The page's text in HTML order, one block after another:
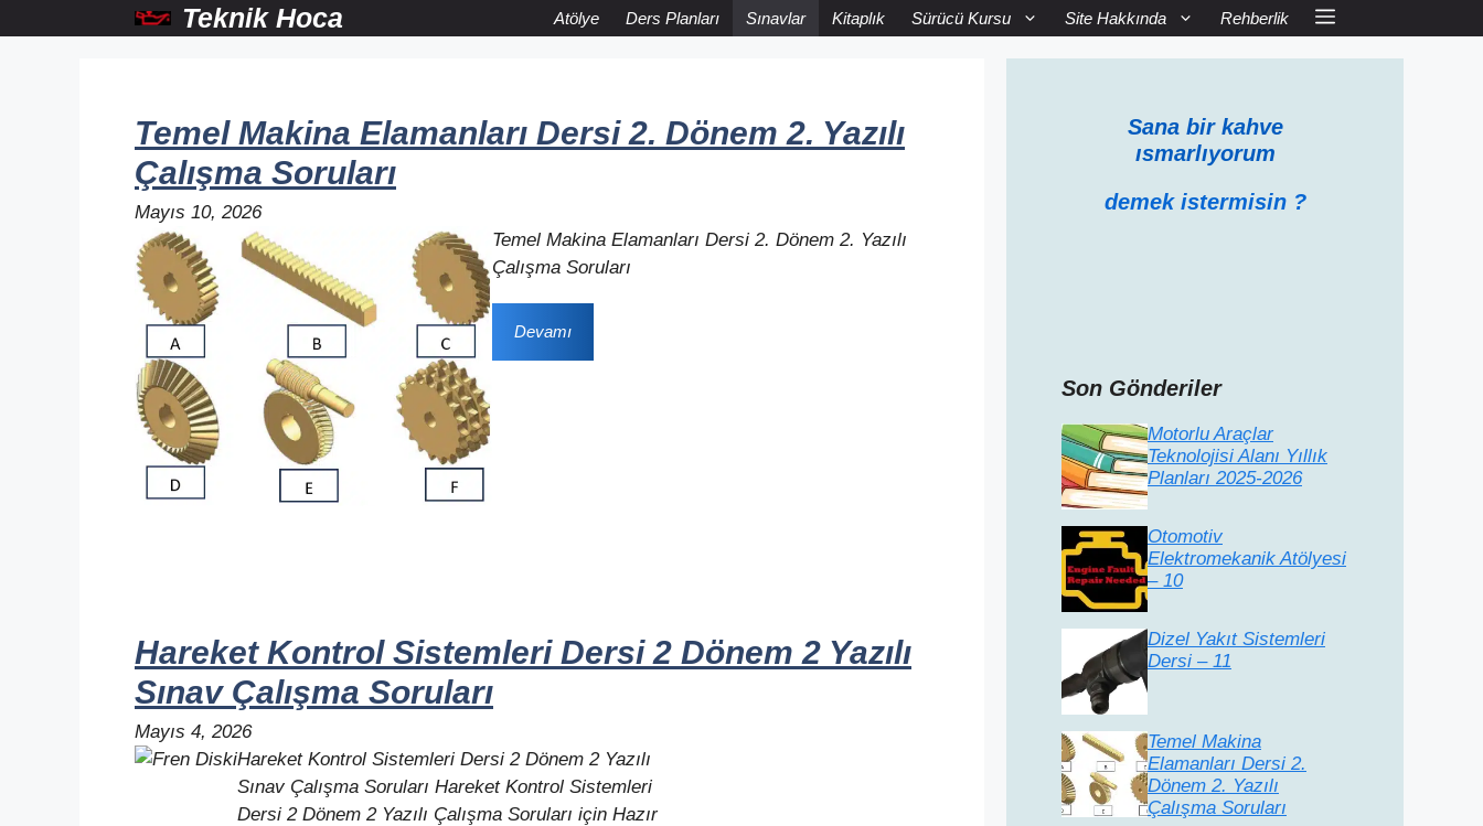
atla
Teknik Hoca Atölye Ders Planları Sınavlar Kitaplık Sürücü Kursu Site Hakkında Rehberlik
Temel Makina Elamanları Dersi 2. Dönem 2. Yazılı
Çalışma Soruları
Mayıs 10, 2026
Temel Makina Elamanları Dersi 2. Dönem 2. Yazılı
Çalışma Soruları
Devamı
Hareket Kontrol Sistemleri Dersi 2 Dönem 2 Yazılı
Sınav Çalışma Soruları
Mayıs 4, 2026
Hareket Kontrol Sistemleri Dersi 2 Dönem 2 Yazılı
Sınav Çalışma Soruları Hareket Kontrol Sistemleri
Dersi 2 Dönem 2 Yazılı Çalışma Soruları için Hazır
Sana bir kahve
ısmarlıyorum
demek istermisin ?
Son Gönderiler
Motorlu Araçlar
Teknolojisi Alanı Yıllık
Planları 2025-2026
Otomotiv
Elektromekanik Atölyesi
– 10
Dizel Yakıt Sistemleri
Dersi – 11
Temel Makina
Elamanları Dersi 2.
Dönem 2. Yazılı
Çalışma Soruları